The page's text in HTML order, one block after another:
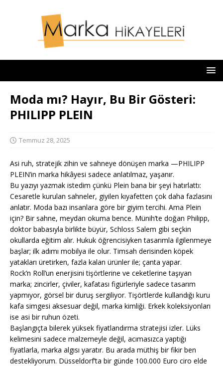
Moda mı? Hayır, Bu Bir Gösteri:
PHILIPP PLEIN
Temmuz 28, 2025
Asi ruh, stratejik zihin ve sahneye dönüşen marka —PHILIPP
PLEIN’in marka hikâyesi sadece anlatılmaz, yaşanır.
Bu yazıyı yazmak istedim çünkü Plein bana bir şeyi hatırlattı:
Cesaretle kurulan sahneler, giyilen kıyafetten çok daha fazlasını
anlatır. Moda bazı insanlara göre bir giyim tercihi. Ama Plein
için? Bir sahne, meydan okuma bence. Münih’te doğan Philipp,
doktor babasıyla birlikte büyür, Schloss Salem gibi seçkin
okullarda eğitim alır. Hukuk öğrencisiyken tasarımla ilgilenmeye
başlar; ilk adımı mobilya ile olur. Timsah derisinden köpek
yatakları üretirken, fazla kalan ürünler ile; çanta yapar.
Rock’n Roll’un enerjisini tişörtlerine ve ceketlerine taşıyan
marka; zincirler, çiviler, kafatası figürleriyle sadece tasarım
yapmıyor, görsel bir duruş sergiliyor. Tişörtlerde kullandığı kuru
kafa simgesi aksesuar değil, marka kimliği. Erkek koleksiyonları
ise asi bir ruhun özeti.
Başlangıçta bilerek yüksek fiyatlandırma stratejisi izler. Lüks
kelimesini sadece malzemeyle değil, acımasızca yaptığı
fiyatlarla, marka algısı yaratır. Bu arada müthiş bir fikir ben
destekliyorum. Düsseldorf’ta bir günde 100.000 Euro ciro elde